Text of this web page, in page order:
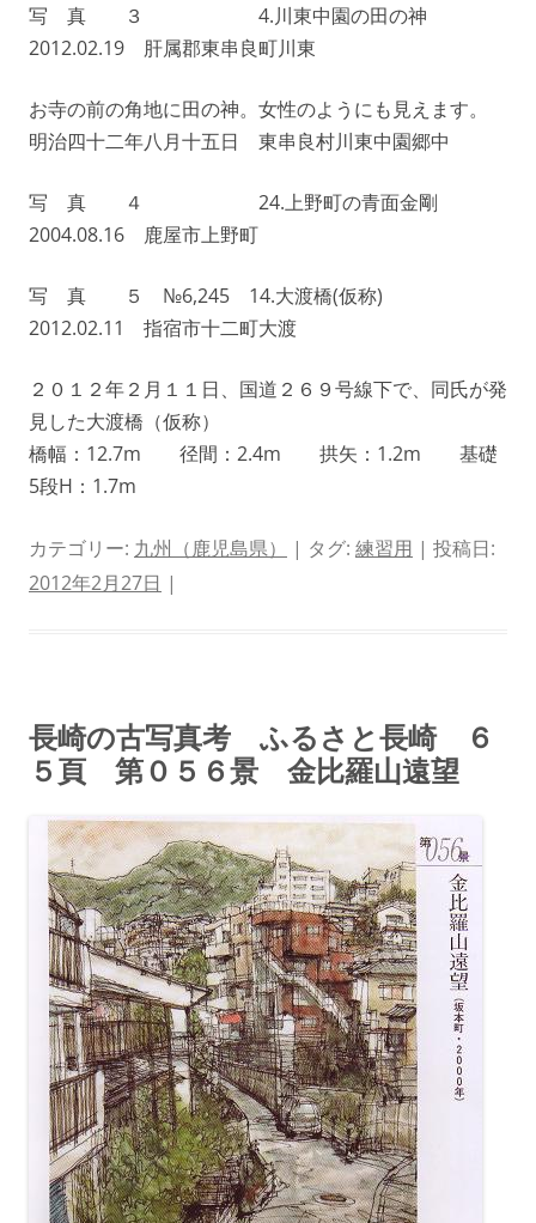
写 真 ３ 4.川東中園の田の神
2012.02.19 肝属郡東串良町川東
お寺の前の角地に田の神。女性のようにも見えます。
明治四十二年八月十五日 東串良村川東中園郷中
写 真 ４ 24.上野町の青面金剛
2004.08.16 鹿屋市上野町
写 真 ５ №6,245 14.大渡橋(仮称)
2012.02.11 指宿市十二町大渡
２０１２年２月１１日、国道２６９号線下で、同氏が発
見した大渡橋（仮称）
橋幅：12.7m 径間：2.4m 拱矢：1.2m 基礎
5段H：1.7m
カテゴリー: 九州（鹿児島県） | タグ: 練習用 | 投稿日:
2012年2月27日 |
長崎の古写真考 ふるさと長崎 ６
５頁 第０５６景 金比羅山遠望